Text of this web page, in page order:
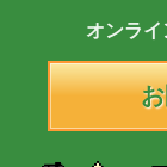
オンラ